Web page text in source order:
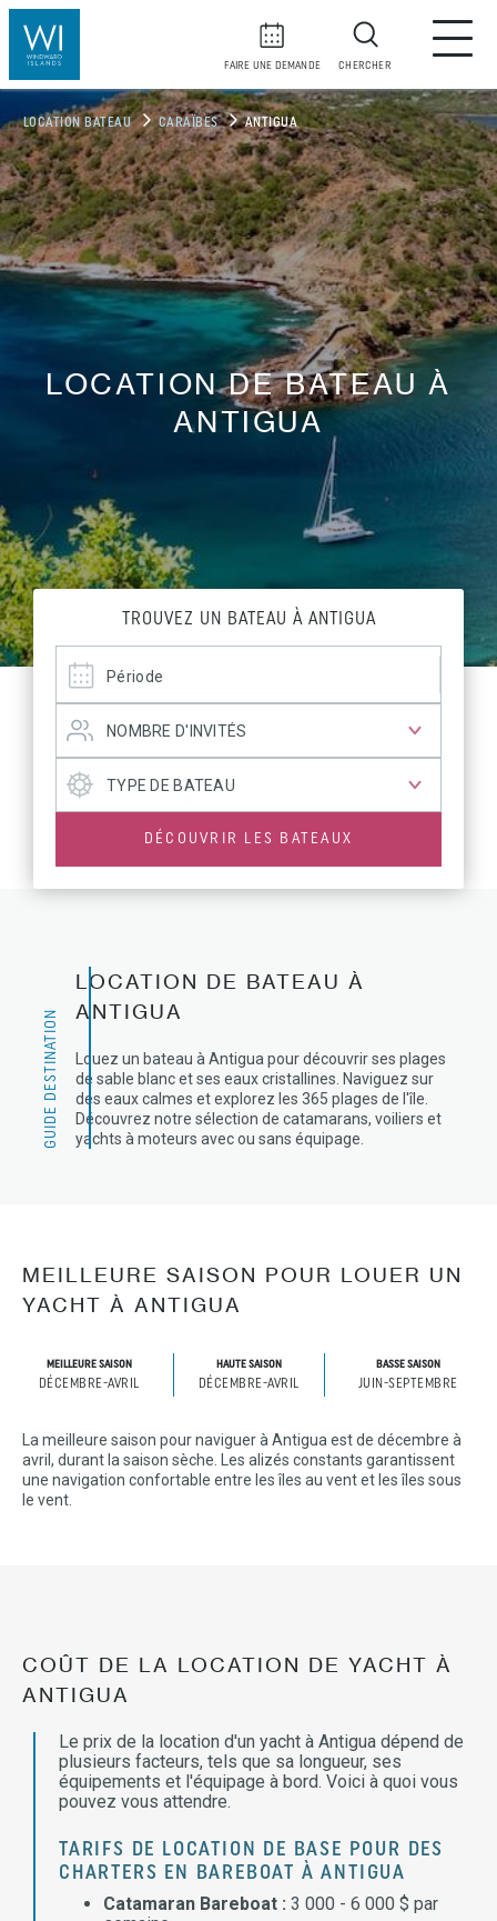
FAIRE UNE DEMANDE CHERCHER
LOCATION BATEAU CARAÏBES ANTIGUA
LOCATION DE BATEAU À
ANTIGUA
TROUVEZ UN BATEAU À ANTIGUA
DÉCOUVRIR LES BATEAUX
GUIDE DESTINATION
LOCATION DE BATEAU À
ANTIGUA
Louez un bateau à Antigua pour découvrir ses plages
de sable blanc et ses eaux cristallines. Naviguez sur
des eaux calmes et explorez les 365 plages de l'île.
Découvrez notre sélection de catamarans, voiliers et
yachts à moteurs avec ou sans équipage.
MEILLEURE SAISON POUR LOUER UN
YACHT À ANTIGUA
MEILLEURE SAISON
DÉCEMBRE-AVRIL
HAUTE SAISON
DÉCEMBRE-AVRIL
BASSE SAISON
JUIN-SEPTEMBRE
La meilleure saison pour naviguer à Antigua est de décembre à
avril, durant la saison sèche. Les alizés constants garantissent
une navigation confortable entre les îles au vent et les îles sous
le vent.
COÛT DE LA LOCATION DE YACHT À
ANTIGUA
Le prix de la location d'un yacht à Antigua dépend de
plusieurs facteurs, tels que sa longueur, ses
équipements et l'équipage à bord. Voici à quoi vous
pouvez vous attendre.
TARIFS DE LOCATION DE BASE POUR DES
CHARTERS EN BAREBOAT À ANTIGUA
Catamaran Bareboat : 3 000 - 6 000 $ par